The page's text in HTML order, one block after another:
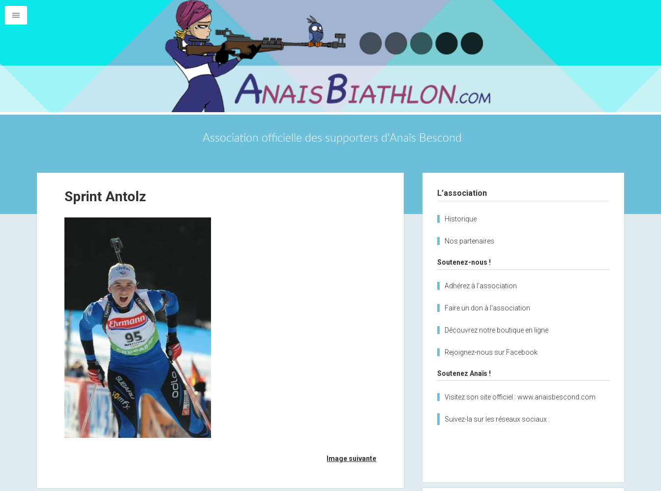
Association officielle des supporters d'Anaïs Bescond
Sprint Antolz
Image suivante
L’association
Historique
Nos partenaires
Soutenez-nous !
Adhérez à l'association
Faire un don à l'association
Découvrez notre boutique en ligne
Rejoignez-nous sur Facebook
Soutenez Anaïs !
Visitez son site officiel : www.anaisbescond.com
Suivez-la sur les réseaux sociaux :